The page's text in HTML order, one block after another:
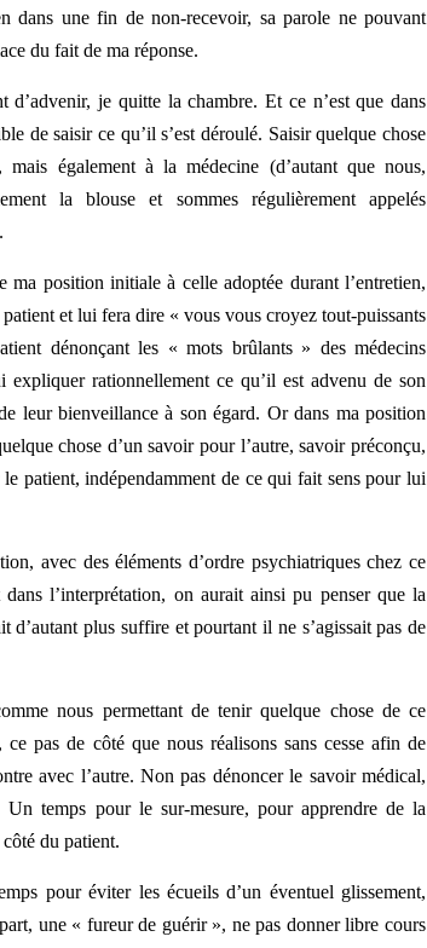
dans une fin de non-recevoir, sa parole ne pouvant
du fait de ma réponse.
d’advenir, je quitte la chambre. Et ce n’est que dans
de saisir ce qu’il s’est déroulé. Saisir quelque chose
également à la médecine (d’autant que nous,
la blouse et sommes régulièrement appelés
ma position initiale à celle adoptée durant l’entretien,
et lui fera dire « vous vous croyez tout-puissants
dénonçant les « mots brûlants » des médecins
expliquer rationnellement ce qu’il est advenu de son
leur bienveillance à son égard. Or dans ma position
chose d’un savoir pour l’autre, savoir préconçu,
patient, indépendamment de ce qui fait sens pour lui
avec des éléments d’ordre psychiatriques chez ce
l’interprétation, on aurait ainsi pu penser que la
d’autant plus suffire et pourtant il ne s’agissait pas de
nous permettant de tenir quelque chose de ce
ce pas de côté que nous réalisons sans cesse afin de
avec l’autre. Non pas dénoncer le savoir médical,
Un temps pour le sur-mesure, pour apprendre de la
du patient.
pour éviter les écueils d’un éventuel glissement,
une « fureur de guérir », ne pas donner libre cours